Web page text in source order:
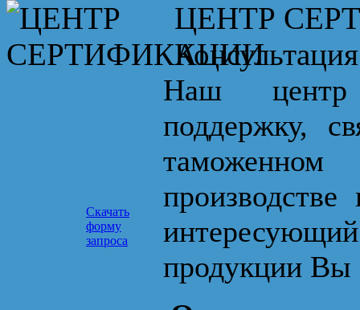
ЦЕНТР
Скачать
форму
запроса
Наш центр
поддержку,
продукции Вы